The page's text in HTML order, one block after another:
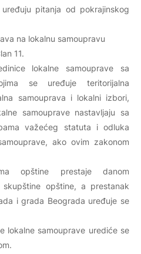
pitanja od pokrajinskog
na lokalnu samoupravu
11.
lokalne samouprave sa
se uređuje teritorijalna
samouprava i lokalni izbori,
samouprave nastavljaju sa
važećeg statuta i odluka
ako ovim zakonom
opštine prestaje danom
skupštine opštine, a prestanak
i grada Beograda uređuje se
lokalne samouprave urediće se